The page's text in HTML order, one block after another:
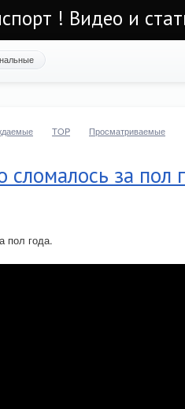
! Видео и
TOP Просматриваемые
сломалось за пол
пол года.